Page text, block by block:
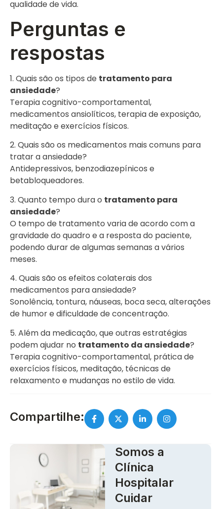
qualidade de vida.
Perguntas e
respostas
1. Quais são os tipos de tratamento para
ansiedade?
Terapia cognitivo-comportamental,
medicamentos ansiolíticos, terapia de exposição,
meditação e exercícios físicos.
2. Quais são os medicamentos mais comuns para
tratar a ansiedade?
Antidepressivos, benzodiazepínicos e
betabloqueadores.
3. Quanto tempo dura o tratamento para
ansiedade?
O tempo de tratamento varia de acordo com a
gravidade do quadro e a resposta do paciente,
podendo durar de algumas semanas a vários
meses.
4. Quais são os efeitos colaterais dos
medicamentos para ansiedade?
Sonolência, tontura, náuseas, boca seca, alterações
de humor e dificuldade de concentração.
5. Além da medicação, que outras estratégias
podem ajudar no tratamento da ansiedade?
Terapia cognitivo-comportamental, prática de
exercícios físicos, meditação, técnicas de
relaxamento e mudanças no estilo de vida.
Compartilhe:
Somos a
Clínica
Hospitalar
Cuidar